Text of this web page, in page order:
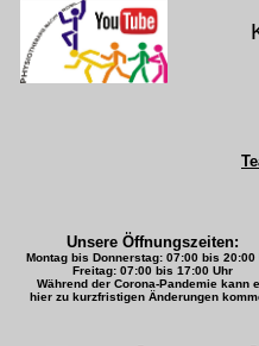
Unsere Öffnungszeiten:
Montag bis Donnerstag: 07:00 bis 20:00
Freitag: 07:00 bis 17:00 Uhr
Während der Corona-Pandemie kann
hier zu kurzfristigen Änderungen